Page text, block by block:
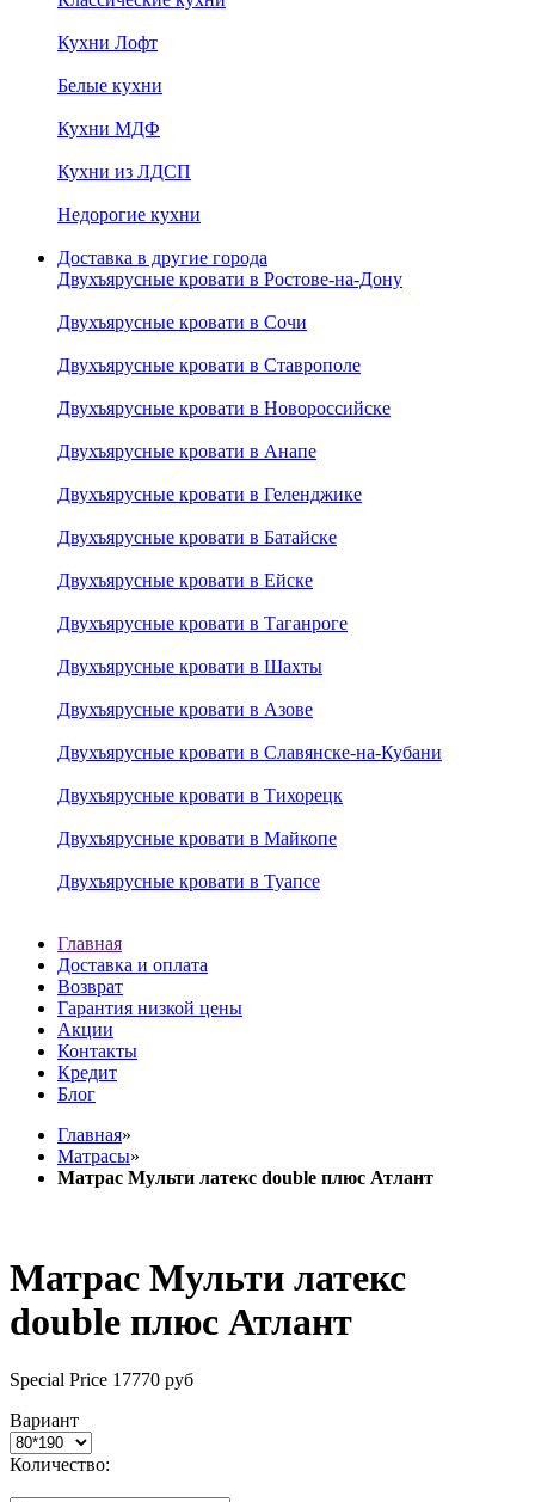
Кухни Лофт
Белые кухни
Кухни МДФ
Кухни из ЛДСП
Недорогие кухни
Доставка в другие города
Двухъярусные кровати в Ростове-на-Дону
Двухъярусные кровати в Сочи
Двухъярусные кровати в Ставрополе
Двухъярусные кровати в Новороссийске
Двухъярусные кровати в Анапе
Двухъярусные кровати в Геленджике
Двухъярусные кровати в Батайске
Двухъярусные кровати в Ейске
Двухъярусные кровати в Таганроге
Двухъярусные кровати в Шахты
Двухъярусные кровати в Азове
Двухъярусные кровати в Славянске-на-Кубани
Двухъярусные кровати в Тихорецк
Двухъярусные кровати в Майкопе
Двухъярусные кровати в Туапсе
Главная
Доставка и оплата
Возврат
Гарантия низкой цены
Акции
Контакты
Кредит
Блог
Главная»
Матрасы»
Матрас Мульти латекс double плюс Атлант
Матрас Мульти латекс
double плюс Атлант
Special Price 17770 руб
Вариант
Количество: